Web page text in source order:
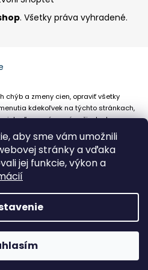
aby sme vám umožnili
stránky a vďaka
jej funkcie, výkon a
. Všetky práva vyhradené.
Messenger
chýb a zmeny cien, opraviť všetky
kdekoľvek na týchto stránkach,
neoprávnenú požiadavku na
sa môžu vyskytnúť technické
alebo opomenutia v súvislosti s
stránkach, nevyplýva nám žiadna
že sa spoliehajú na nepresné
stránkach.